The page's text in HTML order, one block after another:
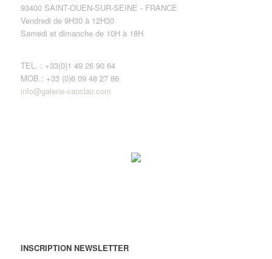
93400 SAINT-OUEN-SUR-SEINE - FRANCE
Vendredi de 9H30 à 12H30
Samedi et dimanche de 10H à 18H
TEL. : +33(0)1 49 26 90 64
MOB.: +33 (0)6 09 48 27 86
info@galerie-vauclair.com
INSCRIPTION NEWSLETTER